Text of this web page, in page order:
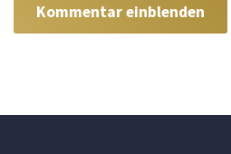
Kommentar einblenden